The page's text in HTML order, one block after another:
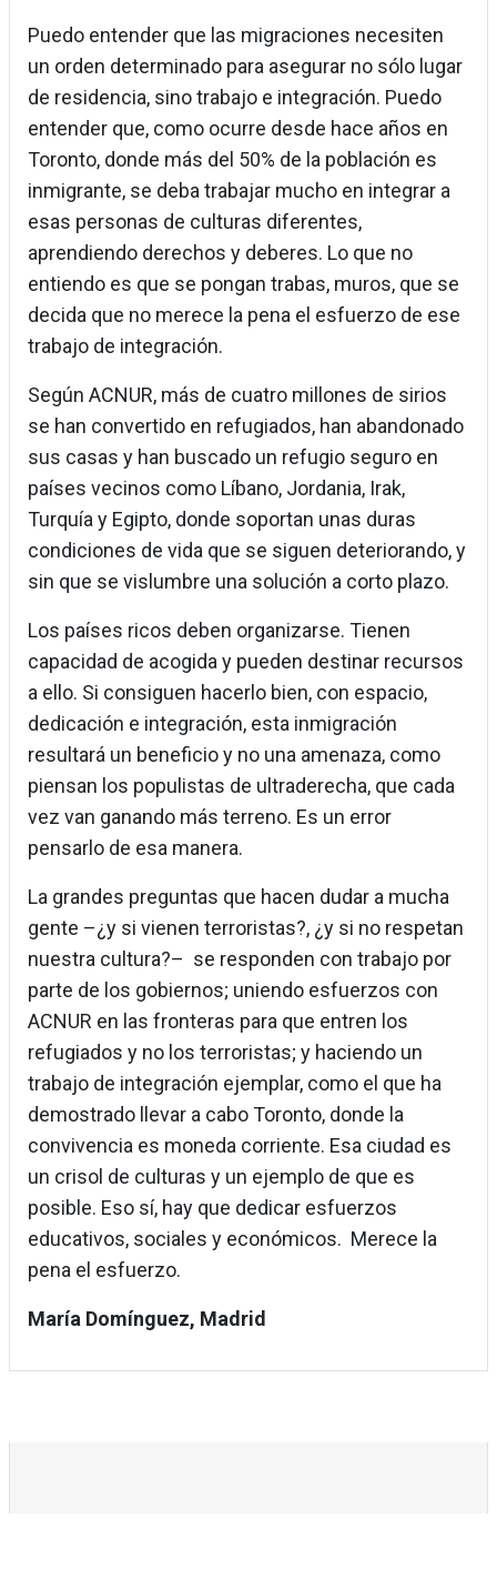
Puedo entender que las migraciones necesiten
un orden determinado para asegurar no sólo lugar
de residencia, sino trabajo e integración. Puedo
entender que, como ocurre desde hace años en
Toronto, donde más del 50% de la población es
inmigrante, se deba trabajar mucho en integrar a
esas personas de culturas diferentes,
aprendiendo derechos y deberes. Lo que no
entiendo es que se pongan trabas, muros, que se
decida que no merece la pena el esfuerzo de ese
trabajo de integración.
Según ACNUR, más de cuatro millones de sirios
se han convertido en refugiados, han abandonado
sus casas y han buscado un refugio seguro en
países vecinos como Líbano, Jordania, Irak,
Turquía y Egipto, donde soportan unas duras
condiciones de vida que se siguen deteriorando, y
sin que se vislumbre una solución a corto plazo.
Los países ricos deben organizarse. Tienen
capacidad de acogida y pueden destinar recursos
a ello. Si consiguen hacerlo bien, con espacio,
dedicación e integración, esta inmigración
resultará un beneficio y no una amenaza, como
piensan los populistas de ultraderecha, que cada
vez van ganando más terreno. Es un error
pensarlo de esa manera.
La grandes preguntas que hacen dudar a mucha
gente –¿y si vienen terroristas?, ¿y si no respetan
nuestra cultura?– se responden con trabajo por
parte de los gobiernos; uniendo esfuerzos con
ACNUR en las fronteras para que entren los
refugiados y no los terroristas; y haciendo un
trabajo de integración ejemplar, como el que ha
demostrado llevar a cabo Toronto, donde la
convivencia es moneda corriente. Esa ciudad es
un crisol de culturas y un ejemplo de que es
posible. Eso sí, hay que dedicar esfuerzos
educativos, sociales y económicos. Merece la
pena el esfuerzo.
María Domínguez, Madrid